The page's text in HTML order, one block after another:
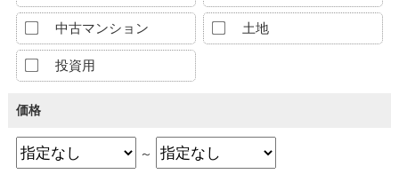
中古マンション 土地
投資用
価格
～